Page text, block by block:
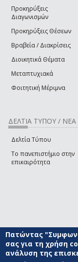
Προκηρύξεις
Διαγωνισμών
Προκηρύξεις Θέσεων
Βραβεία / Διακρίσεις
Διοικητικά Θέματα
Μεταπτυχιακά
Φοιτητική Μέριμνα
ΔΕΛΤΙΑ ΤΥΠΟΥ / ΝΕΑ
Δελτία Τύπου
Το πανεπιστήμιο στην
επικαιρότητα
© ΠΑΝΕΠΙΣΤΗΜΙΟ ΑΙΓΑΙΟΥ
Πατώντας
σας για τη χρήση
ανάλυση της